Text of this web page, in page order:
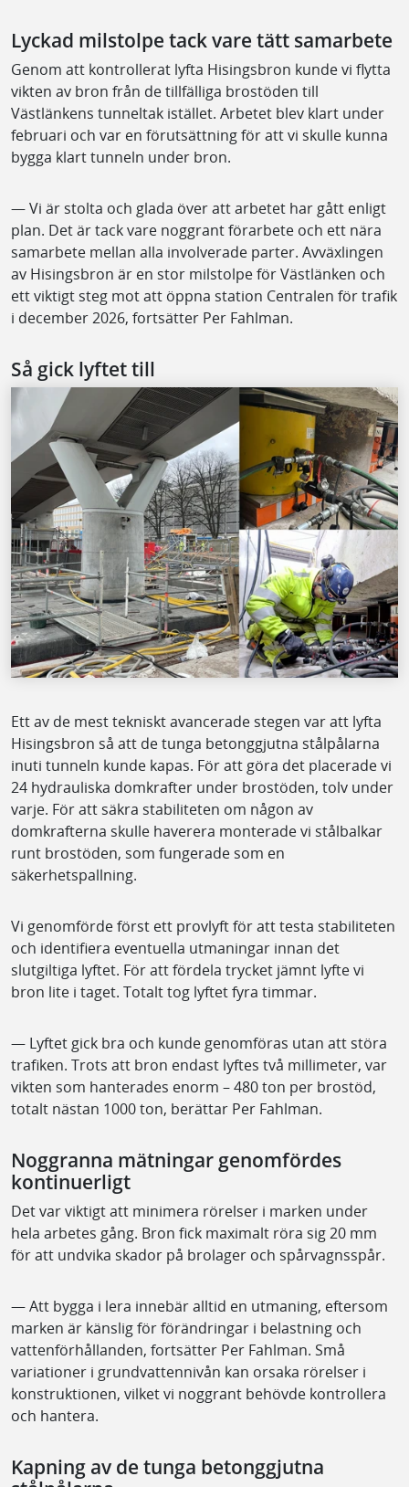
Lyckad milstolpe tack vare tätt samarbete
Genom att kontrollerat lyfta Hisingsbron kunde vi flytta
vikten av bron från de tillfälliga brostöden till
Västlänkens tunneltak istället. Arbetet blev klart under
februari och var en förutsättning för att vi skulle kunna
bygga klart tunneln under bron.
— Vi är stolta och glada över att arbetet har gått enligt
plan. Det är tack vare noggrant förarbete och ett nära
samarbete mellan alla involverade parter. Avväxlingen
av Hisingsbron är en stor milstolpe för Västlänken och
ett viktigt steg mot att öppna station Centralen för trafik
i december 2026, fortsätter Per Fahlman.
Så gick lyftet till
Ett av de mest tekniskt avancerade stegen var att lyfta
Hisingsbron så att de tunga betonggjutna stålpålarna
inuti tunneln kunde kapas. För att göra det placerade vi
24 hydrauliska domkrafter under brostöden, tolv under
varje. För att säkra stabiliteten om någon av
domkrafterna skulle haverera monterade vi stålbalkar
runt brostöden, som fungerade som en
säkerhetspallning.
Vi genomförde först ett provlyft för att testa stabiliteten
och identifiera eventuella utmaningar innan det
slutgiltiga lyftet. För att fördela trycket jämnt lyfte vi
bron lite i taget. Totalt tog lyftet fyra timmar.
— Lyftet gick bra och kunde genomföras utan att störa
trafiken. Trots att bron endast lyftes två millimeter, var
vikten som hanterades enorm – 480 ton per brostöd,
totalt nästan 1000 ton, berättar Per Fahlman.
Noggranna mätningar genomfördes
kontinuerligt
Det var viktigt att minimera rörelser i marken under
hela arbetes gång. Bron fick maximalt röra sig 20 mm
för att undvika skador på brolager och spårvagnsspår.
— Att bygga i lera innebär alltid en utmaning, eftersom
marken är känslig för förändringar i belastning och
vattenförhållanden, fortsätter Per Fahlman. Små
variationer i grundvattennivån kan orsaka rörelser i
konstruktionen, vilket vi noggrant behövde kontrollera
och hantera.
Kapning av de tunga betonggjutna